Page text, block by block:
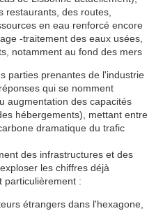
restaurants, des routes,
en eau renforcé encore
-traitement des eaux usées,
notamment au fond des mers
parties prenantes de l'industrie
qui se nomment
augmentation des capacités
hébergements), mettant entre
dramatique du trafic
des infrastructures et des
les chiffres déjà
particulièrement :
étrangers dans l'hexagone,